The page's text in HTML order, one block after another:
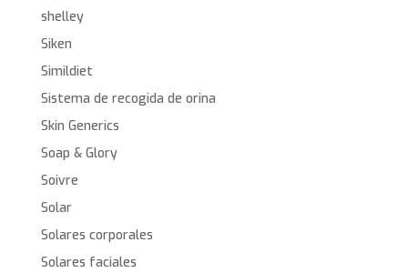
shelley
Siken
Simildiet
Sistema de recogida de orina
Skin Generics
Soap & Glory
Soivre
Solar
Solares corporales
Solares faciales